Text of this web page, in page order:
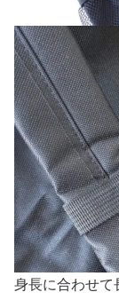
身長に合わせて